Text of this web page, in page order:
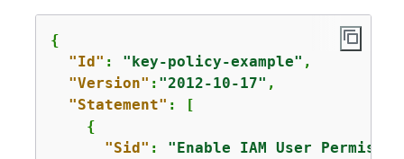
{
"Id" : "key-policy-example" ,
"Version" : "2012-10-17" ,
"Statement" : [
{
"Sid" : "Enable IAM User